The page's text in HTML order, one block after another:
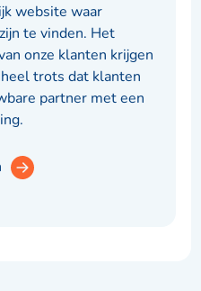
website waar
te vinden. Het
onze klanten krijgen
trots dat klanten
partner met een